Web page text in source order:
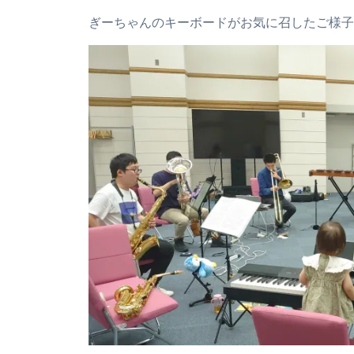
ぎーちゃんのキーボードがお気に召したご様